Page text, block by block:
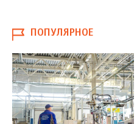
ПОПУЛЯРНОЕ